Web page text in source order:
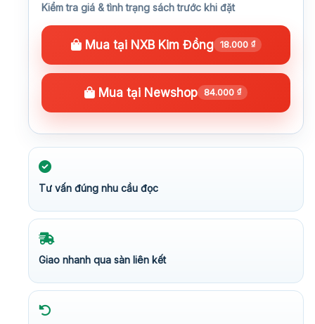
Kiểm tra giá & tình trạng sách trước khi đặt
Mua tại NXB Kim Đồng 18.000 ₫
Mua tại Newshop 84.000 ₫
Tư vấn đúng nhu cầu đọc
Giao nhanh qua sàn liên kết